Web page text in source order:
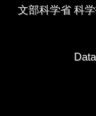
文部科学省 科